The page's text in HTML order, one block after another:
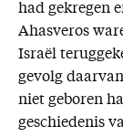
had gekregen
Ahasveros
Israël
gevolg
niet geboren
geschiedenis